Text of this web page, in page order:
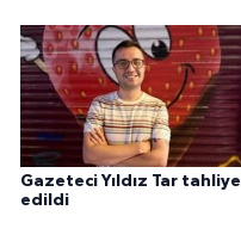
Gazeteci Yıldız Tar tahliye
edildi